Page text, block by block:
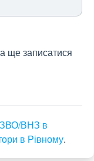
ще записатися
ЗВО/ВНЗ в
в Рівному.